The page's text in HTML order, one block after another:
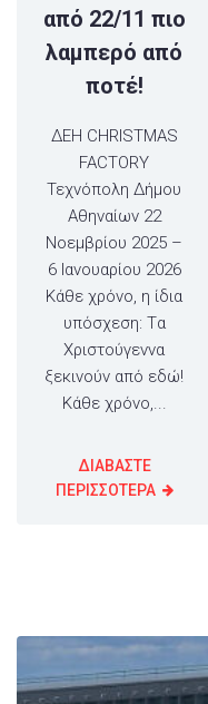
από 22/11 πιο
λαμπερό από
ποτέ!
ΔΕΗ CHRISTMAS
FACTORY
Τεχνόπολη Δήμου
Αθηναίων 22
Νοεμβρίου 2025 –
6 Ιανουαρίου 2026
Κάθε χρόνο, η ίδια
υπόσχεση: Tα
Χριστούγεννα
ξεκινούν από εδώ!
Κάθε χρόνο,...
ΔΙΑΒΑΣΤΕ
ΠΕΡΙΣΣΟΤΕΡΑ